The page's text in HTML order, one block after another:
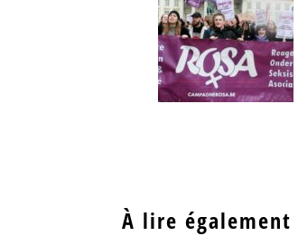
À lire également